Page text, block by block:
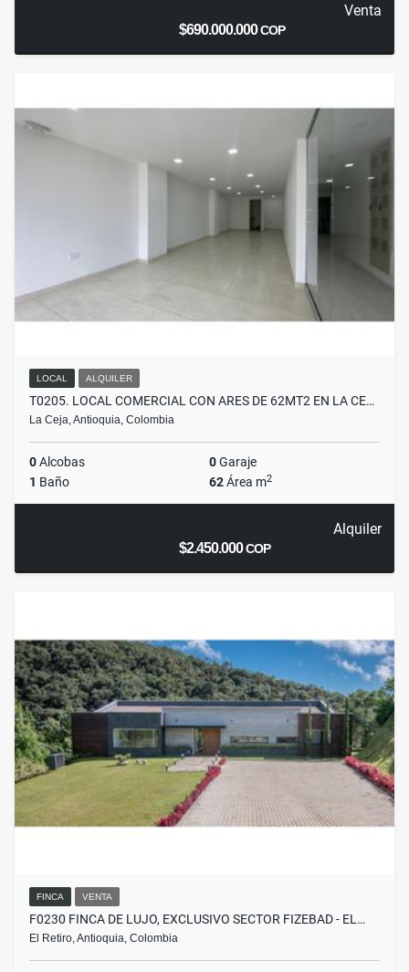
Venta
$690.000.000COP
LOCAL ALQUILER
T0205. LOCAL COMERCIAL CON ARES DE 62MT2 EN LA CE…
La Ceja, Antioquia, Colombia
0Alcobas 0Garaje
1 Baño 62Área m2
Alquiler
$2.450.000COP
FINCA VENTA
F0230 FINCA DE LUJO, EXCLUSIVO SECTOR FIZEBAD - EL…
El Retiro, Antioquia, Colombia